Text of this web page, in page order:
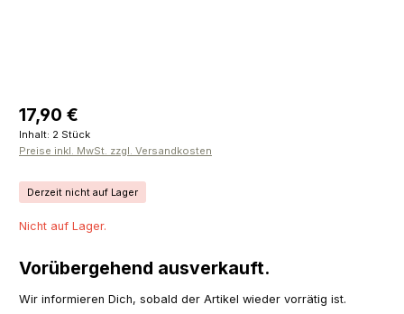
Regulärer Preis:
17,90 €
Inhalt: 2 Stück
Preise inkl. MwSt. zzgl. Versandkosten
Derzeit nicht auf Lager
Nicht auf Lager.
Vorübergehend ausverkauft.
Wir informieren Dich, sobald der Artikel wieder vorrätig ist.